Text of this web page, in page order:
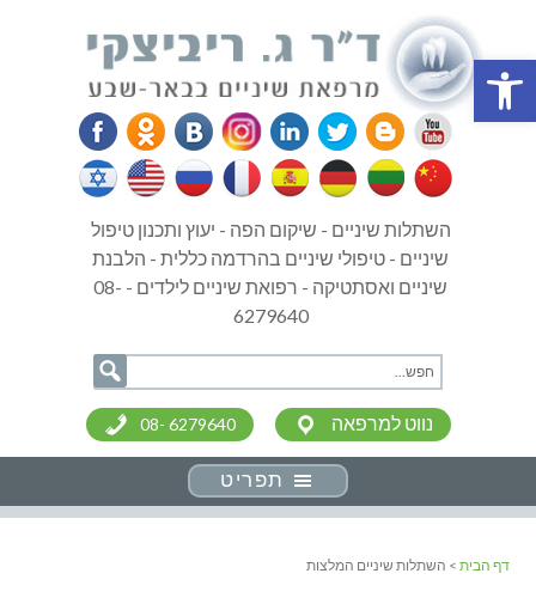
פתח סרגל נגישות
השתלות שיניים - שיקום הפה - יעוץ ותכנון טיפול
שיניים - טיפולי שיניים בהרדמה כללית - הלבנת
שיניים ואסתטיקה - רפואת שיניים לילדים - 08-
6279640
08- 6279640 נווט למרפאה
תפריט
דף הבית > השתלות שיניים המלצות